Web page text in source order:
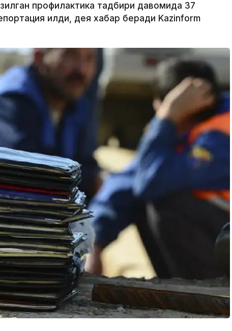
профилактика тадбири давомида 37
қилди, дея хабар беради Kazinform